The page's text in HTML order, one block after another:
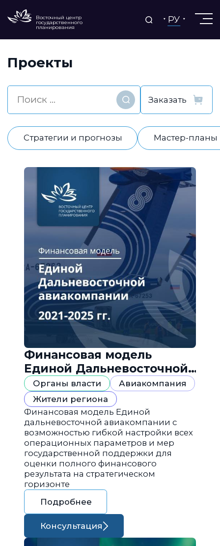
Восточный центр
государственного
планирования
РУ
Проекты
Найти
Стратегии и прогнозы Мастер-планы
Финансовая модель
Единой Дальневосточной
авиакомпании
Органы власти
Авиакомпания
Жители региона
Финансовая модель Единой
дальневосточной авиакомпании с
возможностью гибкой настройки всех
операционных параметров и мер
государственной поддержки для
оценки полного финансового
результата на стратегическом
горизонте
Подробнее
Консультация